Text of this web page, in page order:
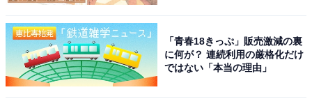
「青春18きっぷ」販売激減の裏
に何が？ 連続利用の厳格化だけ
ではない「本当の理由」